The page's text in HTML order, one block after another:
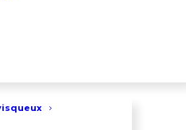
à
optimiser la
du
entièrement